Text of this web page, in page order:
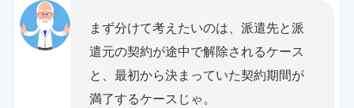
まず分けて考えたいのは、派遣先と派
遣元の契約が途中で解除されるケース
と、最初から決まっていた契約期間が
満了するケースじゃ。